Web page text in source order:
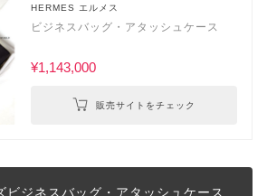
HERMES エルメス
ビジネスバッグ・アタッシュケース
¥1,143,000
販売サイトをチェック
ビジネスバッグ・アタッシュケース